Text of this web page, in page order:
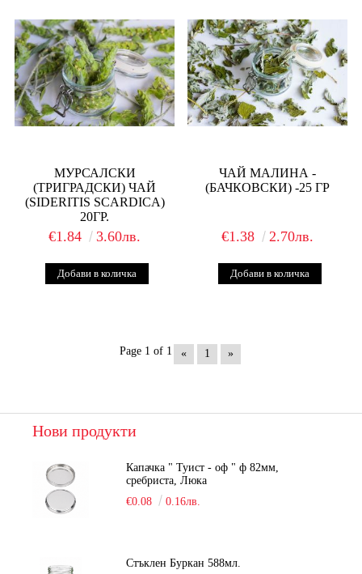
МУРСАЛСКИ
(ТРИГРАДСКИ) ЧАЙ
(SIDERITIS SCARDICA)
20ГР.
€1.84 3.60лв.
ЧАЙ МАЛИНА -
(БАЧКОВСКИ) -25 ГР
€1.38 2.70лв.
Page 1 of 1 « 1 »
Нови продукти
Капачка " Туист - оф " ф 82мм,
сребриста, Люка
€0.08
0.16лв.
Стъклен Буркан 588мл.